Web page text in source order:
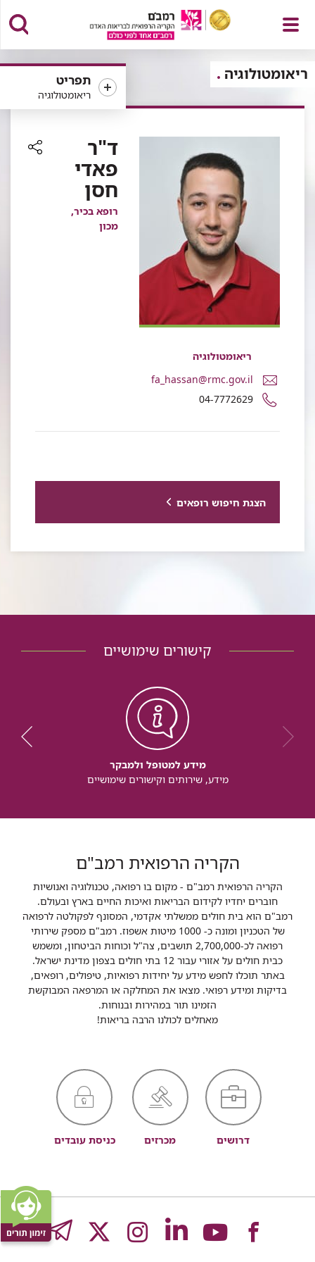
פתח
תפריט
תפריט
ריאומטולוגיה
ריאומטולוגיה
ד"ר
פאדי
חסן
רופא בכיר,
מכון
ריאומטולוגיה
דואר
אלקטרוני
ד"ר
חסן
fa_hassan@rmc.gov.il
מספר
טלפון
04-7772629
הצגת חיפוש רופאים
קישורים שימושיים
מידע למטופל ולמבקר
מידע, שירותים וקישורים שימושיים
הקריה הרפואית רמב"ם
הקריה הרפואית רמב"ם - מקום בו רפואה, טכנולוגיה ואנושיות
חוברים יחדיו לקידום הבריאות ואיכות החיים בארץ ובעולם.
רמב"ם הוא בית חולים ממשלתי אקדמי, המסונף לפקולטה לרפואה
של הטכניון ומונה כ- 1000 מיטות אשפוז. רמב"ם מספק שירותי
רפואה לכ-2,700,000 תושבים, צה"ל וכוחות הביטחון, ומשמש
כבית חולים על אזורי עבור 12 בתי חולים בצפון מדינת ישראל.
באתר תוכלו לחפש מידע על יחידות רפואיות, טיפולים, רופאים,
בדיקות ומידע רפואי. מצאו את המחלקה או המרפאה המבוקשת
הזמינו תור במהירות ובנוחות.
מאחלים לכולנו הרבה בריאות!
דרושים מכרזים כניסת עובדים
לעמוד
לעמוד
לעמוד
לעמוד
לעמוד